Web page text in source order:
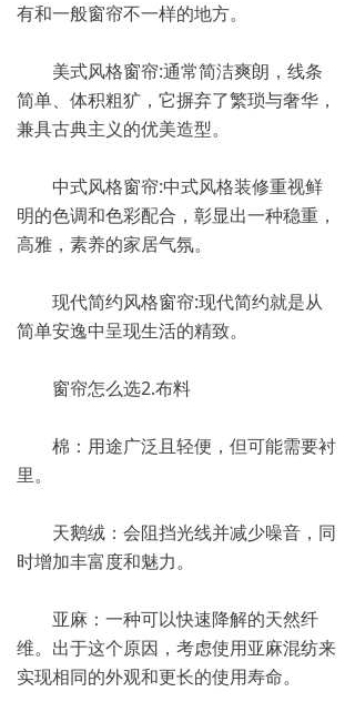
有和一般窗帘不一样的地方。
美式风格窗帘:通常简洁爽朗，线条
简单、体积粗犷，它摒弃了繁琐与奢华，
兼具古典主义的优美造型。
中式风格窗帘:中式风格装修重视鲜
明的色调和色彩配合，彰显出一种稳重，
高雅，素养的家居气氛。
现代简约风格窗帘:现代简约就是从
简单安逸中呈现生活的精致。
窗帘怎么选2.布料
棉：用途广泛且轻便，但可能需要衬
里。
天鹅绒：会阻挡光线并减少噪音，同
时增加丰富度和魅力。
亚麻：一种可以快速降解的天然纤
维。出于这个原因，考虑使用亚麻混纺来
实现相同的外观和更长的使用寿命。